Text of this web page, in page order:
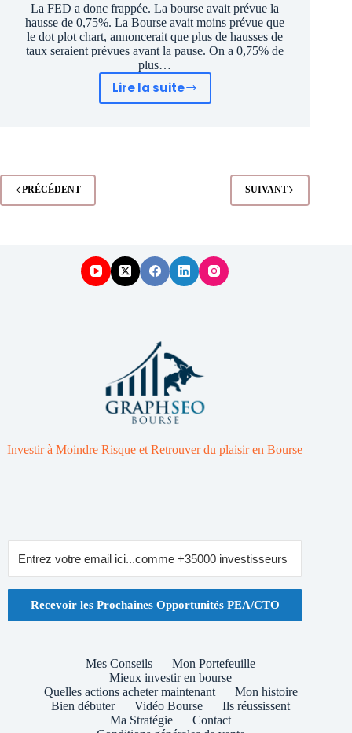
La FED a donc frappée. La bourse avait prévue la
hausse de 0,75%. La Bourse avait moins prévue que
le dot plot chart, annoncerait que plus de hausses de
taux seraient prévues avant la pause. On a 0,75% de
plus…
Lire la suite
La
cul
PRÉCÉDENT SUIVANT
Investir à Moindre Risque et Retrouver du plaisir en Bourse
Recevoir les Prochaines Opportunités PEA/CTO
Mes Conseils
Mon Portefeuille
Mieux investir en bourse
Quelles actions acheter maintenant
Mon histoire
Bien débuter
Vidéo Bourse
Ils réussissent
Ma Stratégie
Contact